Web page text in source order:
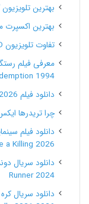
بهترین
بهترین اکسپرت
تفاوت تلویزیون LED، QLED و OLED چیست؟
1994)
دانلود فیلم Obsession 2026 (شیفتگی) با دوبله فارسی
چرا تریدرها
a Killing 2026
Runner 2024